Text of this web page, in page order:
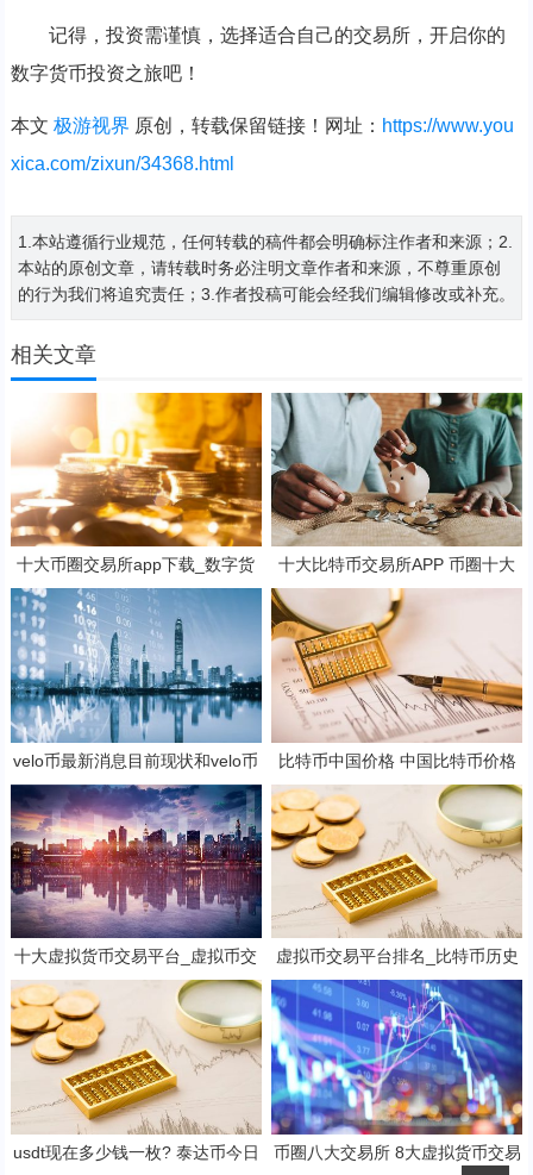
记得，投资需谨慎，选择适合自己的交易所，开启你的
数字货币投资之旅吧！
本文 极游视界 原创，转载保留链接！网址： https://www.you
xica.com/zixun/34368.html
1.本站遵循行业规范，任何转载的稿件都会明确标注作者和来源；2.
本站的原创文章，请转载时务必注明文章作者和来源，不尊重原创
的行为我们将追究责任；3.作者投稿可能会经我们编辑修改或补充。
相关文章
十大币圈交易所app下载_数字货
币oe平台
十大比特币交易所APP 币圈十大
交易所
velo币最新消息目前现状和velo币
行情详细介绍
比特币中国价格 中国比特币价格
最新
十大虚拟货币交易平台_虚拟币交
易平台
虚拟币交易平台排名_比特币历史
价格
usdt现在多少钱一枚? 泰达币今日
币圈八大交易所 8大虚拟货币交易